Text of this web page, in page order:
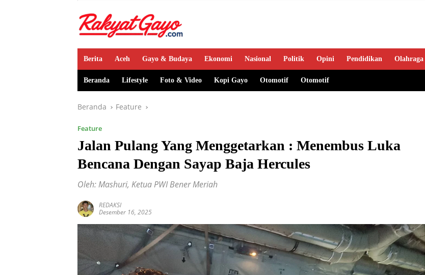
Berita Aceh Gayo & Budaya Ekonomi Nasional Politik Opini Pendidikan Olahraga
Beranda Lifestyle Foto & Video Kopi Gayo Otomotif Otomotif
Beranda Feature
Feature
Jalan Pulang Yang Menggetarkan : Menembus Luka
Bencana Dengan Sayap Baja Hercules
Oleh: Mashuri, Ketua PWI Bener Meriah
REDAKSI
Desember 16, 2025